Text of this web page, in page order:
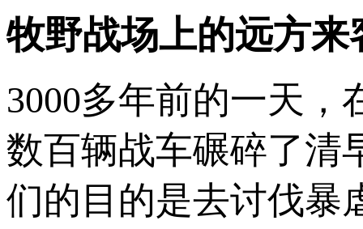
牧野战场上的远方来
3000多年前的一天
数百辆战车碾碎了清
们的目的是去讨伐暴